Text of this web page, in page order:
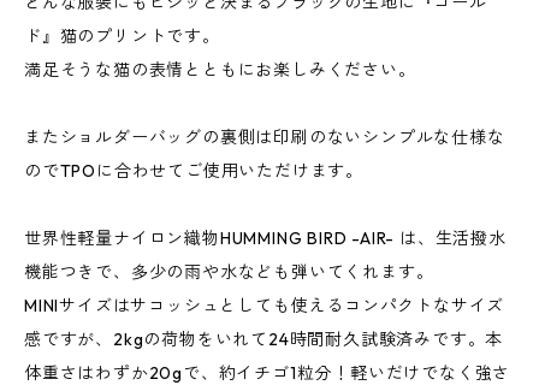
ド』猫のプリントです。
満足そうな猫の表情とともにお楽しみください。
またショルダーバッグの裏側は印刷のないシンプルな仕様な
のでTPOに合わせてご使用いただけます。
世界性軽量ナイロン織物HUMMING BIRD -AIR- は、生活撥水
機能つきで、多少の雨や水なども弾いてくれます。
MINIサイズはサコッシュとしても使えるコンパクトなサイズ
感ですが、2kgの荷物をいれて24時間耐久試験済みです。本
体重さはわずか20gで、約イチゴ1粒分！軽いだけでなく強さ